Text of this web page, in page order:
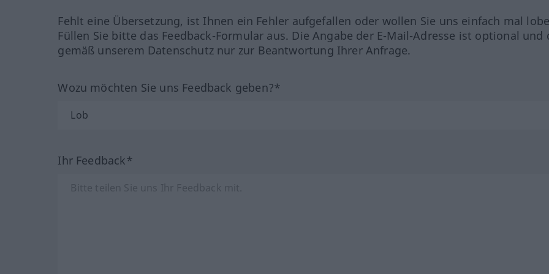
Fehlt eine Übersetzung, ist Ihnen ein Fehler aufgefallen oder wollen Sie uns einfach mal
Füllen Sie bitte das Feedback-Formular aus. Die Angabe der E-Mail-Adresse ist optional und
gemäß unserem Datenschutz nur zur Beantwortung Ihrer Anfrage.
Wozu möchten Sie uns Feedback geben?*
Ihr Feedback*